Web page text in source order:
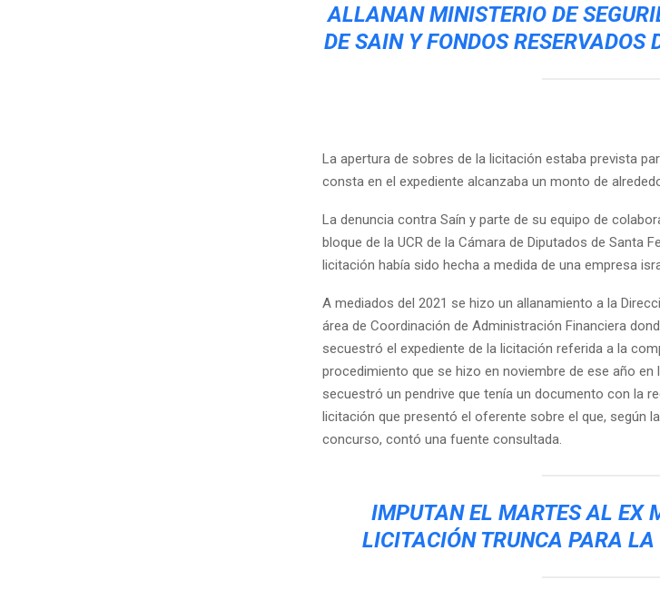
ALLANAN MINISTERIO DE
DE SAIN Y FONDOS
La apertura de sobres de la licitación estaba prevista
consta en el expediente alcanzaba un monto de
La denuncia contra Saín y parte de su equipo de
bloque de la UCR de la Cámara de Diputados de Santa
licitación había sido hecha a medida de una empresa
A mediados del 2021 se hizo un allanamiento a la
área de Coordinación de Administración Financiera
secuestró el expediente de la licitación referida a la
procedimiento que se hizo en noviembre de ese año
secuestró un pendrive que tenía un documento con la
licitación que presentó el oferente sobre el que, según
concurso, contó una fuente consultada.
IMPUTAN EL MARTES AL EX
LICITACIÓN TRUNCA PARA